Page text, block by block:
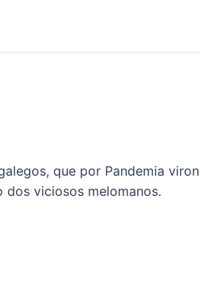
que por Pandemia viron
dos viciosos melomanos.